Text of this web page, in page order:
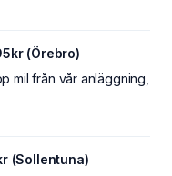
(Örebro)
mil från vår anläggning,
(Sollentuna)